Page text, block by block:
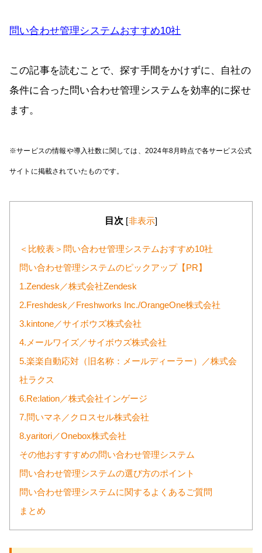
問い合わせ管理システムおすすめ10社
この記事を読むことで、探す手間をかけずに、自社の
条件に合った問い合わせ管理システムを効率的に探せ
ます。
※サービスの情報や導入社数に関しては、2024年8月時点で各サービス公式
サイトに掲載されていたものです。
目次 [非表示]
＜比較表＞問い合わせ管理システムおすすめ10社
問い合わせ管理システムのピックアップ【PR】
1.Zendesk／株式会社Zendesk
2.Freshdesk／Freshworks Inc./OrangeOne株式会社
3.kintone／サイボウズ株式会社
4.メールワイズ／サイボウズ株式会社
5.楽楽自動応対（旧名称：メールディーラー）／株式会
社ラクス
6.Re:lation／株式会社インゲージ
7.問いマネ／クロスセル株式会社
8.yaritori／Onebox株式会社
その他おすすすめの問い合わせ管理システム
問い合わせ管理システムの選び方のポイント
問い合わせ管理システムに関するよくあるご質問
まとめ